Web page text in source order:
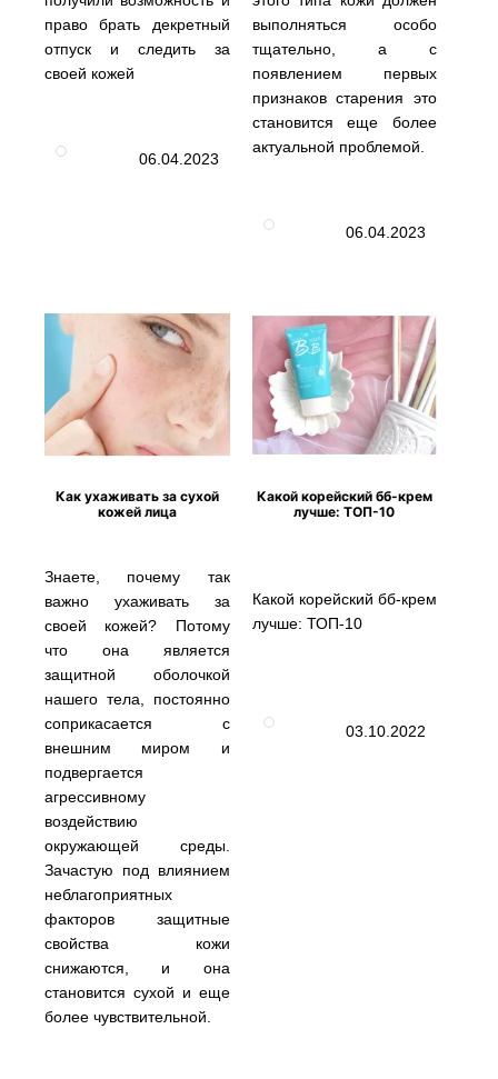
право брать декретный
отпуск и следить за
своей кожей
06.04.2023
выполняться особо
тщательно, а с
появлением первых
признаков старения это
становится еще более
актуальной проблемой.
06.04.2023
Как ухаживать за сухой
кожей лица
Знаете, почему так
важно ухаживать за
своей кожей? Потому
что она является
защитной оболочкой
нашего тела, постоянно
соприкасается с
внешним миром и
подвергается
агрессивному
воздействию
окружающей среды.
Зачастую под влиянием
неблагоприятных
факторов защитные
свойства кожи
снижаются, и она
становится сухой и еще
более чувствительной.
Какой корейский бб-крем
лучше: ТОП-10
Какой корейский бб-крем
лучше: ТОП-10
03.10.2022